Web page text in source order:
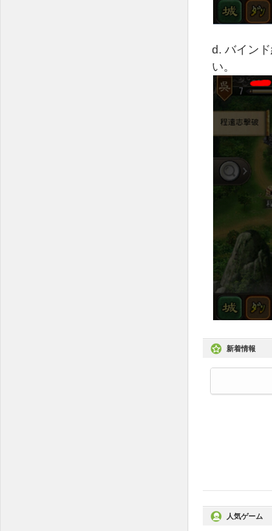
d. バイン
い。
新着情報
人気ゲーム